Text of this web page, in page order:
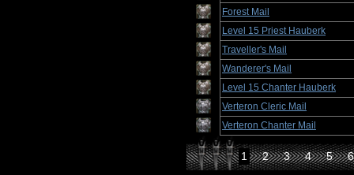
Forest Mail
Level 15 Priest Hauberk
Traveller's Mail
Wanderer's Mail
Level 15 Chanter Hauberk
Verteron Cleric Mail
Verteron Chanter Mail
1 2 3 4 5 6